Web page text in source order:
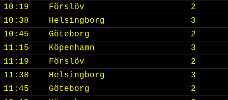
10:19
Förslöv
2
10:38
Helsingborg
3
10:45
Göteborg
2
11:15
Köpenhamn
3
11:19
Förslöv
2
11:38
Helsingborg
3
11:45
Göteborg
2